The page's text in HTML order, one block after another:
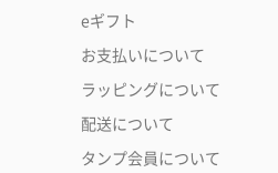
eギフト
お支払いについて
ラッピングについて
配送について
タンプ会員について